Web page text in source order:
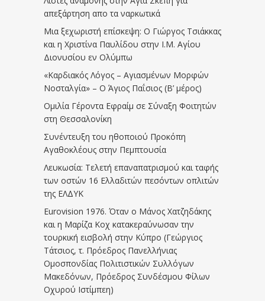
απεξάρτηση απο τα ναρκωτικά
Μια ξεχωριστή επίσκεψη: Ο Γιώργος Τσιάκκας
και η Χριστίνα Παυλίδου στην Ι.Μ. Αγίου
Διονυσίου εν Ολύμπω
«Καρδιακός Λόγος – Αγιασμένων Μορφών
Νοσταλγία» – Ο Άγιος Παΐσιος (Β’ μέρος)
Ομιλία Γέροντα Εφραίμ σε Σύναξη Φοιτητών
στη Θεσσαλονίκη
Συνέντευξη του ηθοποιού Προκόπη
Αγαθοκλέους στην Πεμπτουσία
Λευκωσία: Τελετή επαναπατρισμού και ταφής
των οστών 16 Ελλαδιτών πεσόντων οπλιτών
της ΕΛΔΥΚ
Eurovision 1976. Όταν ο Μάνος Χατζηδάκης
και η Μαρίζα Κοχ κατακεραύνωσαν την
τουρκική εισβολή στην Κύπρο (Γεώργιος
Τάτσιος, τ. Πρόεδρος Πανελλήνιας
Ομοσπονδίας Πολιτιστικών Συλλόγων
Μακεδόνων, Πρόεδρος Συνδέσμου Φίλων
Οχυρού Ιστίμπεη)